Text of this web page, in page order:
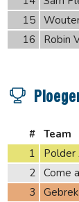
15
16
Robin
# Team
1
Polder
2
Come
3